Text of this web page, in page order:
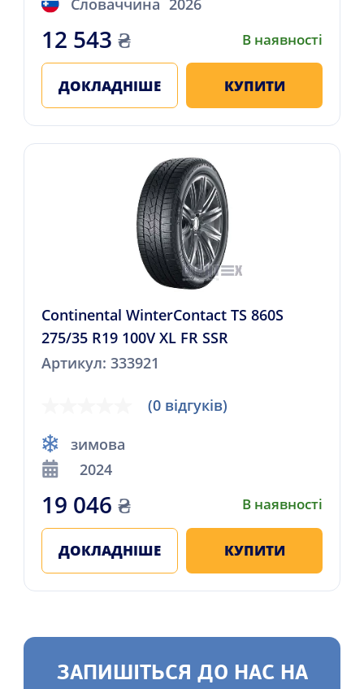
Словаччина 2026
12 543 ₴ В наявності
ДОКЛАДНІШЕ КУПИТИ
Continental WinterContact TS 860S
275/35 R19 100V XL FR SSR
Артикул: 333921
(0 відгуків)
зимова
2024
19 046 ₴ В наявності
ДОКЛАДНІШЕ КУПИТИ
ЗАПИШІТЬСЯ ДО НАС НА